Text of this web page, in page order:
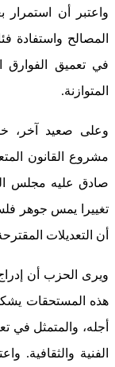
واعتبر أن استمرار
المصالح
في تعميق الفوارق
المتوازنة.
وعلى صعيد آخر،
مشروع القانون
صادق عليه مجلس
تغييرا يمس جوهر
أن التعديلات
ويرى الحزب أن
هذه المستحقات
أجله، والمتمثل في
الفنية والثقافية.